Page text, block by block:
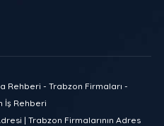
Rehberi - Trabzon Firmaları -
İş Rehberi
| Trabzon Firmalarının Adres